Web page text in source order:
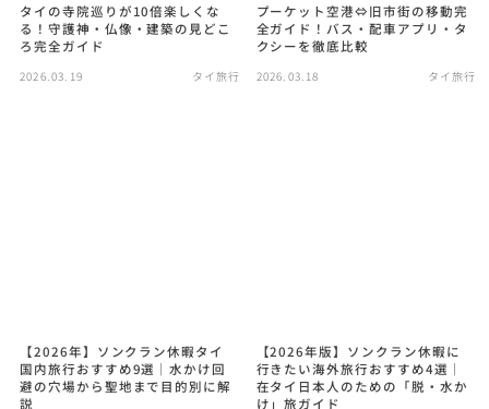
タイの寺院巡りが10倍楽しくな
る！守護神・仏像・建築の見どこ
ろ完全ガイド
2026.03.19 タイ旅行
プーケット空港⇔旧市街の移動完
全ガイド！バス・配車アプリ・タ
クシーを徹底比較
2026.03.18 タイ旅行
【2026年】ソンクラン休暇タイ
国内旅行おすすめ9選｜水かけ回
避の穴場から聖地まで目的別に解
説
【2026年版】ソンクラン休暇に
行きたい海外旅行おすすめ4選｜
在タイ日本人のための「脱・水か
け」旅ガイド